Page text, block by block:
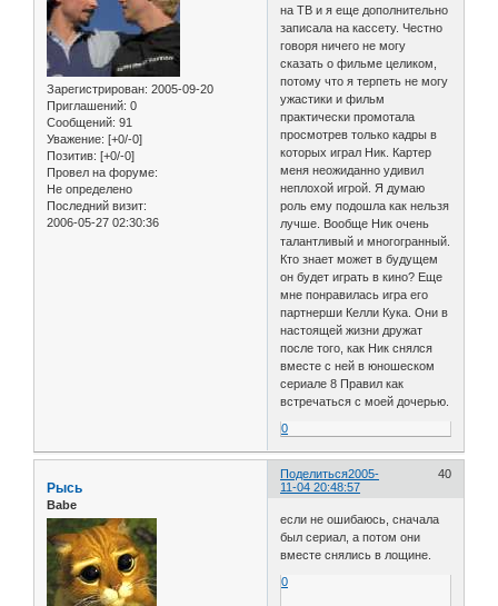
Зарегистрирован: 2005-09-20
Приглашений: 0
Сообщений: 91
Уважение: [+0/-0]
Позитив: [+0/-0]
Провел на форуме:
Не определено
Последний визит:
2006-05-27 02:30:36
на ТВ и я еще дополнительно
записала на кассету. Честно
говоря ничего не могу
сказать о фильме целиком,
потому что я терпеть не могу
ужастики и фильм
практически промотала
просмотрев только кадры в
которых играл Ник. Картер
меня неожиданно удивил
неплохой игрой. Я думаю
роль ему подошла как нельзя
лучше. Вообще Ник очень
талантливый и многогранный.
Кто знает может в будущем
он будет играть в кино? Еще
мне понравилась игра его
партнерши Келли Кука. Они в
настоящей жизни дружат
после того, как Ник снялся
вместе с ней в юношеском
сериале 8 Правил как
встречаться с моей дочерью.
0
Поделиться 40
2005-
11-04 20:48:57
Рысь
Babe
если не ошибаюсь, сначала
был сериал, а потом они
вместе снялись в лощине.
0